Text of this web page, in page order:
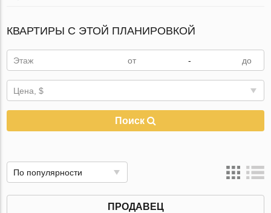
КВАРТИРЫ С ЭТОЙ ПЛАНИРОВКОЙ
Этаж -
Цена, $
Поиск
По популярности
ПРОДАВЕЦ